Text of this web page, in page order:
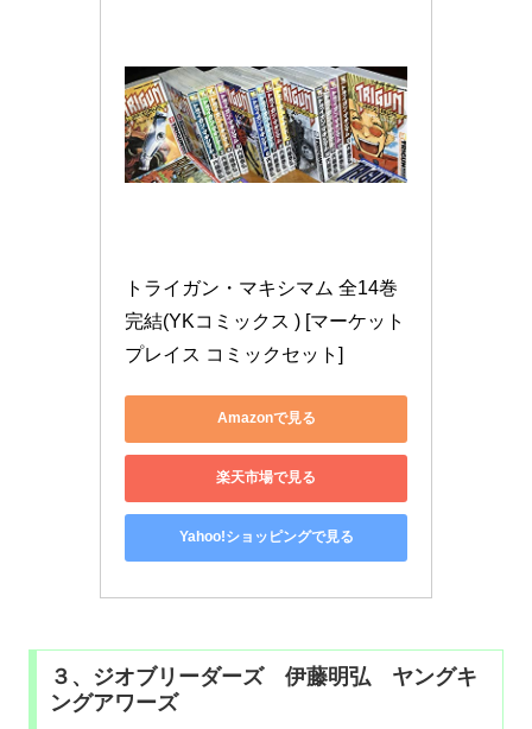
トライガン・マキシマム 全14巻
完結(YKコミックス ) [マーケット
プレイス コミックセット]
Amazonで見る
楽天市場で見る
Yahoo!ショッピングで見る
３、ジオブリーダーズ 伊藤明弘 ヤングキ
ングアワーズ